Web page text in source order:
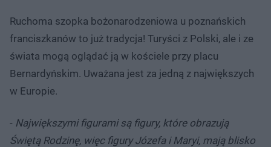
Ruchoma szopka bożonarodzeniowa u poznańskich
franciszkanów to już tradycja! Turyści z Polski, ale i ze
świata mogą oglądać ją w kościele przy placu
Bernardyńskim. Uważana jest za jedną z największych
w Europie.
- Największymi figurami są figury, które obrazują
Świętą Rodzinę, więc figury Józefa i Maryi, mają blisko